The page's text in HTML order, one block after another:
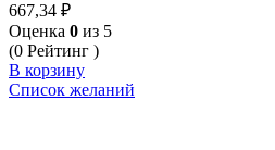
667,34 ₽
Оценка 0 из 5
(0 Рейтинг )
В корзину
Список желаний